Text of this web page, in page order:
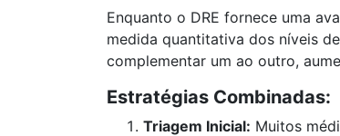
Enquanto o DRE fornece uma
medida quantitativa dos níveis
complementar um ao outro,
Estratégias Combinadas:
Triagem Inicial: Muitos